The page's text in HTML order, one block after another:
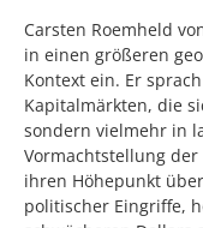
Carsten Roemheld
in einen größeren
Kontext ein. Er
Kapitalmärkten, die
sondern vielmehr in
Vormachtstellung
ihren Höhepunkt
politischer Eingriffe,